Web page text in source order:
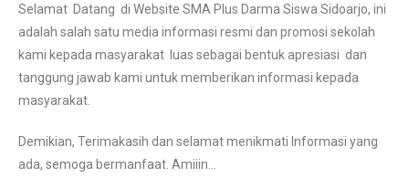
Selamat Datang di Website SMA Plus Darma Siswa Sidoarjo, ini
adalah salah satu media informasi resmi dan promosi sekolah
kami kepada masyarakat luas sebagai bentuk apresiasi dan
tanggung jawab kami untuk memberikan informasi kepada
masyarakat.
Demikian, Terimakasih dan selamat menikmati Informasi yang
ada, semoga bermanfaat. Amiiin…